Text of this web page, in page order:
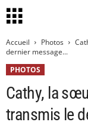
Accueil Photos
dernier message...
PHOTOS
Cathy, la
transmis le